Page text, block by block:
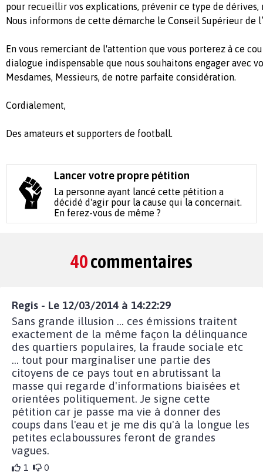
pour recueillir vos explications, prévenir ce type de dérives,
Nous informons de cette démarche le Conseil Supérieur de
En vous remerciant de l'attention que vous porterez à ce
dialogue indispensable que nous souhaitons engager avec
Mesdames, Messieurs, de notre parfaite considération.
Cordialement,
Des amateurs et supporters de football.
Lancer votre propre pétition
La personne ayant lancé cette pétition a
décidé d'agir pour la cause qui la concernait.
En ferez-vous de même ?
40commentaires
Regis - Le 12/03/2014 à 14:22:29
Sans grande illusion ... ces émissions traitent
exactement de la même façon la délinquance
des quartiers populaires, la fraude sociale etc
... tout pour marginaliser une partie des
citoyens de ce pays tout en abrutissant la
masse qui regarde d'informations biaisées et
orientées politiquement. Je signe cette
pétition car je passe ma vie à donner des
coups dans l'eau et je me dis qu'à la longue les
petites eclaboussures feront de grandes
vagues.
1 0